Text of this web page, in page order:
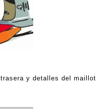
y detalles del maillot